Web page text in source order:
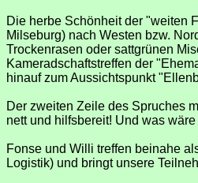
Die herbe Schönheit der "weiten
Milseburg) nach Westen bzw.
Trockenrasen oder sattgrünen
Kameradschaftstreffen der
hinauf zum Aussichtspunkt
Der zweiten Zeile des Spruches
nett und hilfsbereit! Und was
Fonse und Willi treffen beinahe
Logistik) und bringt unsere